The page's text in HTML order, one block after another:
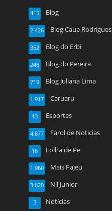
Blog
415
Blog Caue Rodrigues
2.426
Blog do Erbi
352
Blog do Pereira
246
Blog Juliana Lima
719
Caruaru
1.917
Esportes
13
Farol de Noticias
4.877
Folha de Pe
16
Mais Pajeu
1.960
Nil Junior
3.620
Notícias
3